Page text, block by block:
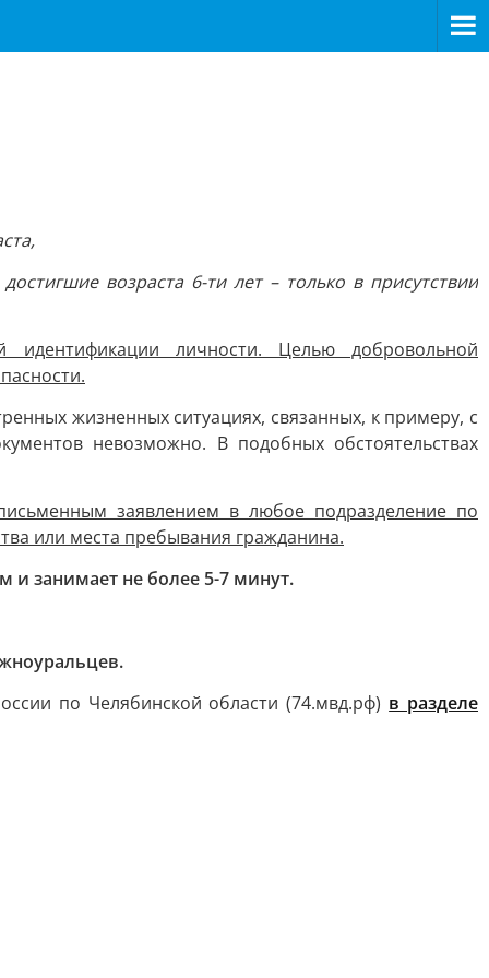
возраста 6-ти лет – только в присутствии
личности. Целью добровольной
жизненных ситуациях, связанных, к примеру, с
невозможно. В подобных обстоятельствах
заявлением в любое подразделение по
или места пребывания гражданина.
и занимает не более 5-7 минут.
по Челябинской области (74.мвд.рф) в разделе